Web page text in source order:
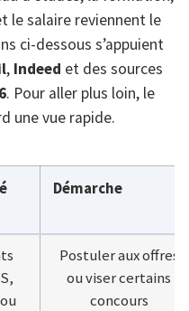
le salaire reviennent le
ci-dessous s’appuient
, Indeed et des sources
. Pour aller plus loin, le
une vue rapide.
Démarche
Postuler aux offres
ou viser certains
concours